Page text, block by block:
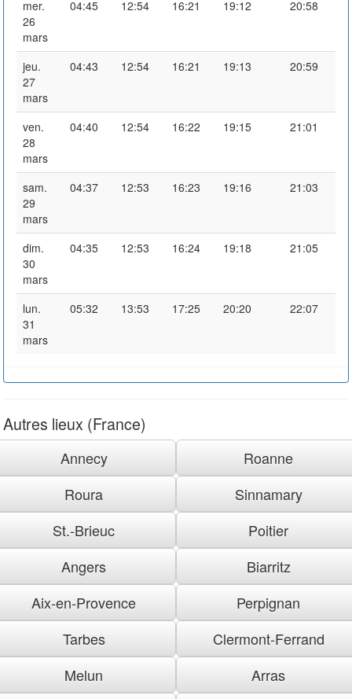
mer.
26
mars
04:45 12:54 16:21 19:12 20:58
jeu.
27
mars
04:43 12:54 16:21 19:13 20:59
ven.
28
mars
04:40 12:54 16:22 19:15 21:01
sam.
29
mars
04:37 12:53 16:23 19:16 21:03
dim.
30
mars
04:35 12:53 16:24 19:18 21:05
lun.
31
mars
05:32 13:53 17:25 20:20 22:07
Autres lieux (France)
Annecy
Roanne
Roura
Sinnamary
St.-Brieuc
Poitier
Angers
Biarritz
Aix-en-Provence
Perpignan
Tarbes
Clermont-Ferrand
Melun
Arras